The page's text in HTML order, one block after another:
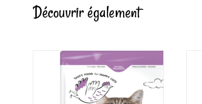
Découvrir également